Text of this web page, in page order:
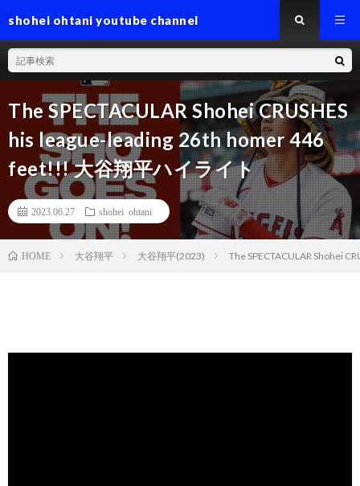
shohei ohtani youtube channel
The SPECTACULAR Shohei CRUSHES
his league-leading 26th homer 446
feet!!! 大谷翔平ハイライト
2023.06.27 shohei ohtani
HOME 大谷翔平 大谷翔平(2023) The SPECTACULAR Shohei